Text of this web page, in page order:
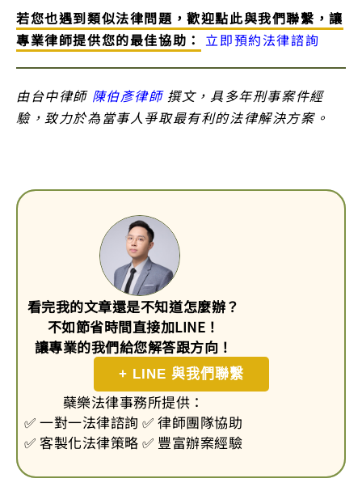
若您也遇到類似法律問題，歡迎點此與我們聯繫，讓
專業律師提供您的最佳協助： 立即預約法律諮詢
由台中律師 陳伯彥律師撰文，具多年刑事案件經
驗，致力於為當事人爭取最有利的法律解決方案。
看完我的文章還是不知道怎麼辦？
不如節省時間直接加LINE！
讓專業的我們給您解答跟方向！
+ LINE 與我們聯繫
蘗樂法律事務所提供：
✅ 一對一法律諮詢 ✅ 律師團隊協助
✅ 客製化法律策略 ✅ 豐富辦案經驗